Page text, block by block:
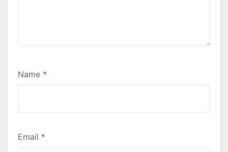
Name *
Email *